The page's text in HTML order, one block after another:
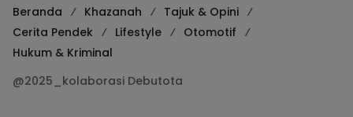
Beranda Khazanah
Tajuk & Opini
Cerita Pendek
Lifestyle
Otomotif
Hukum & Kriminal
@2025_kolaborasi Debutota